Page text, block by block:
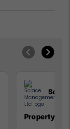
Property